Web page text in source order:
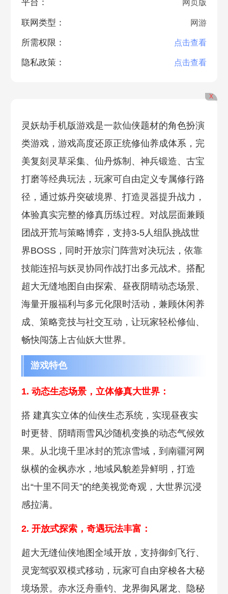
平台： 网页版
联网类型： 网游
所需权限： 点击查看
隐私政策： 点击查看
X
灵妖劫手机版游戏是一款仙侠题材的角色扮演
类游戏，游戏高度还原正统修仙养成体系，完
美复刻灵草采集、仙丹炼制、神兵锻造、古宝
打磨等经典玩法，玩家可自由定义专属修行路
径，通过炼丹突破境界、打造灵器提升战力，
体验真实完整的修真历练过程。对战层面兼顾
团战开荒与策略博弈，支持3-5人组队挑战世
界BOSS，同时开放宗门阵营对决玩法，依靠
技能连招与妖灵协同作战打出多元战术。搭配
超大无缝地图自由探索、昼夜阴晴动态场景、
海量开服福利与多元化限时活动，兼顾休闲养
成、策略竞技与社交互动，让玩家轻松修仙、
畅快闯荡上古仙妖大世界。
游戏特色
1. 动态生态场景，立体修真大世界：
搭 建真实立体的仙侠生态系统，实现昼夜实
时更替、阴晴雨雪风沙随机变换的动态气候效
果。从北境千里冰封的荒凉雪域，到南疆河网
纵横的金枫赤水，地域风貌差异鲜明，打造
出“十里不同天”的绝美视觉奇观，大世界沉浸
感拉满。
2. 开放式探索，奇遇玩法丰富：
超大无缝仙侠地图全域开放，支持御剑飞行、
灵宠驾驭双模式移动，玩家可自由穿梭各大秘
境场景。赤水泛舟垂钓、龙界御风屠龙、隐秘